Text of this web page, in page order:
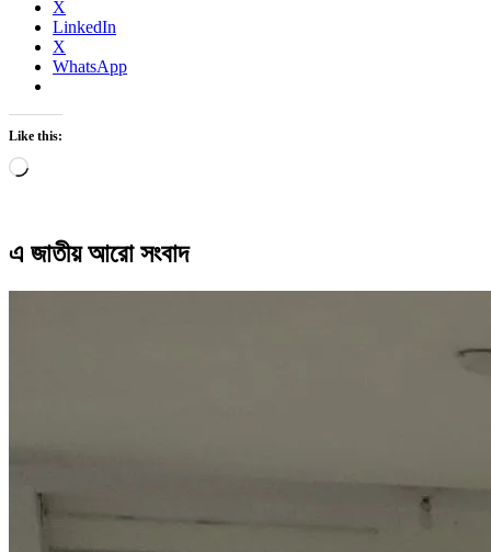
X
LinkedIn
X
WhatsApp
Like this:
Loading…
এ জাতীয় আরো সংবাদ